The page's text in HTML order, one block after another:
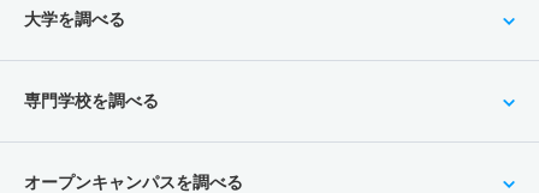
大学を調べる
専門学校を調べる
オープンキャンパスを調べる